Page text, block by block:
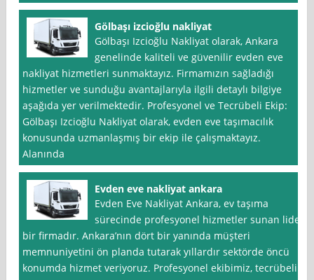
Gölbaşı izcioğlu nakliyat
Gölbaşı Izcioğlu Nakliyat olarak, Ankara
genelinde kaliteli ve güvenilir evden eve
nakliyat hizmetleri sunmaktayız. Firmamızın sağladığı
hizmetler ve sunduğu avantajlarıyla ilgili detaylı bilgiye
aşağıda yer verilmektedir. Profesyonel ve Tecrübeli Ekip:
Gölbaşı Izcioğlu Nakliyat olarak, evden eve taşımacılık
konusunda uzmanlaşmış bir ekip ile çalışmaktayız.
Alanında
Evden eve nakliyat ankara
Evden Eve Nakliyat Ankara, ev taşıma
sürecinde profesyonel hizmetler sunan lider
bir firmadır. Ankara’nın dört bir yanında müşteri
memnuniyetini ön planda tutarak yıllardır sektörde öncü
konumda hizmet veriyoruz. Profesyonel ekibimiz, tecrübeli